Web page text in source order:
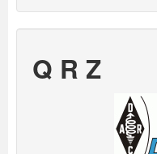
Q R Z